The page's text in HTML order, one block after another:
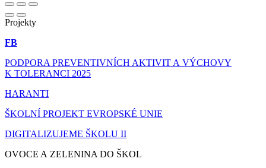
Projekty
FB
PODPORA PREVENTIVNÍCH AKTIVIT A VÝCHOVY
K TOLERANCI 2025
HARANTI
ŠKOLNÍ PROJEKT EVROPSKÉ UNIE
DIGITALIZUJEME ŠKOLU II
OVOCE A ZELENINA DO ŠKOL